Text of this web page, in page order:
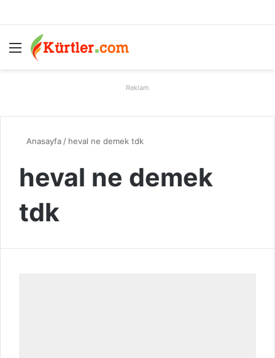
Menü
Reklam
Anasayfa / heval ne demek tdk
heval ne demek
tdk